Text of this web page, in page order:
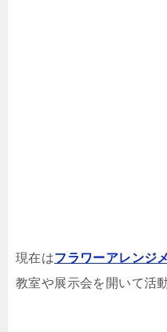
現在はフラワーアレンジ
教室や展示会を開いて活